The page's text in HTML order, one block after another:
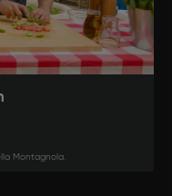
Montagnola.